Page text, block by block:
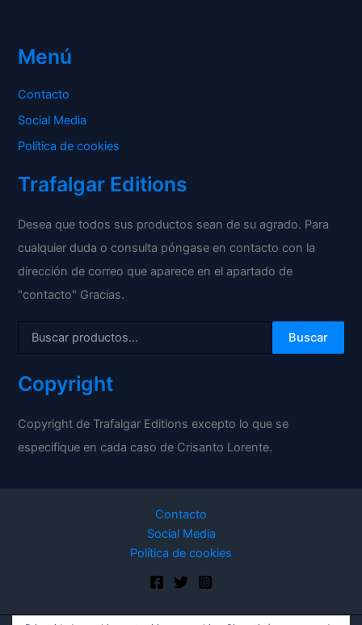
Menú
Contacto
Social Media
Política de cookies
Trafalgar Editions
Desea que todos sus productos sean de su agrado. Para
cualquier duda o consulta póngase en contacto con la
dirección de correo que aparece en el apartado de
"contacto" Gracias.
Buscar
Copyright
Copyright de Trafalgar Editions excepto lo que se
especifique en cada caso de Crisanto Lorente.
Contacto
Social Media
Política de cookies